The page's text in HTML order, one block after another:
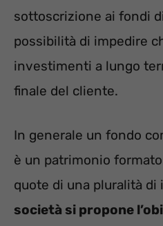
sottoscrizione ai fondi
possibilità di impedire
investimenti a lungo
finale del cliente.
In generale un fondo
è un patrimonio
quote di una pluralità
società si propone